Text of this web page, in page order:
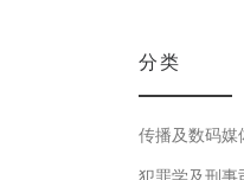
分类
传播及数码媒